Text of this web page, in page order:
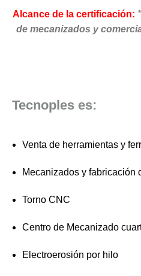
Alcance de la certificación:
de mecanizados y
Tecnoples es:
Venta de herramientas y
Mecanizados y fabricación
Torno CNC
Centro de Mecanizado
Electroerosión por hilo